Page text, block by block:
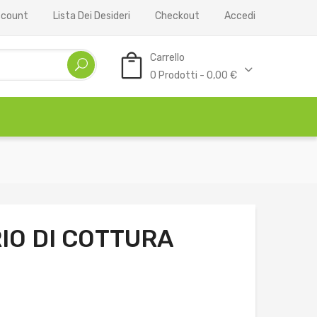
Lista Dei Desideri Checkout Accedi
Carrello
0 Prodotti - 0,00 €
DI COTTURA